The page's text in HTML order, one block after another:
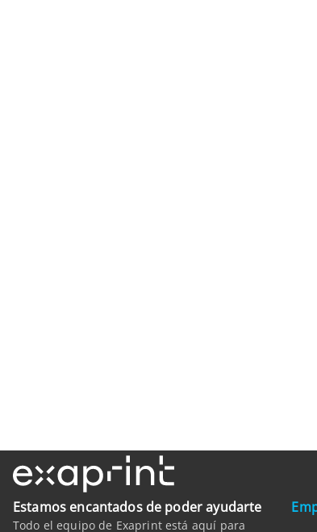
Estamos encantados de poder ayudarte
Todo el equipo de Exaprint está aquí para